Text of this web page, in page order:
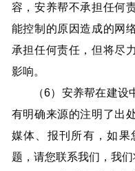
容，安养帮不承担任何
能控制的原因造成的网
承担任何责任，但将尽
影响。
（6）安养帮在建
有明确来源的注明了出
媒体、报刊所有，如果
题，请您联系我们，我们